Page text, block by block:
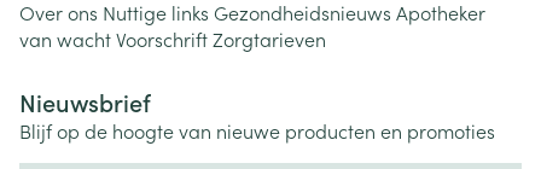
Over ons Nuttige links Gezondheidsnieuws Apotheker
van wachtVoorschriftZorgtarieven
Nieuwsbrief
Blijf op de hoogte van nieuwe producten en promoties